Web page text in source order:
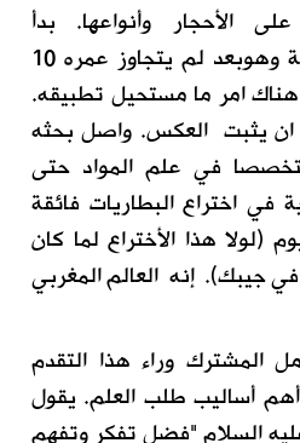
الأحجار وأنواعها. بدأ
وهوبعد لم يتجاوز عمره 10
هناكامر ما مستحيل تطبيقه.
انيثبت العكس. واصل بحثه
في علم المواد حتى
في اختراع البطاريات فائقة
(لولا هذا الأختراع لما كان
جيبك).إنه العالم المغربي
المشترك وراء هذا التقدم
أهم أساليب طلب العلم. يقول
السلام "فضل تفكر وتفهم